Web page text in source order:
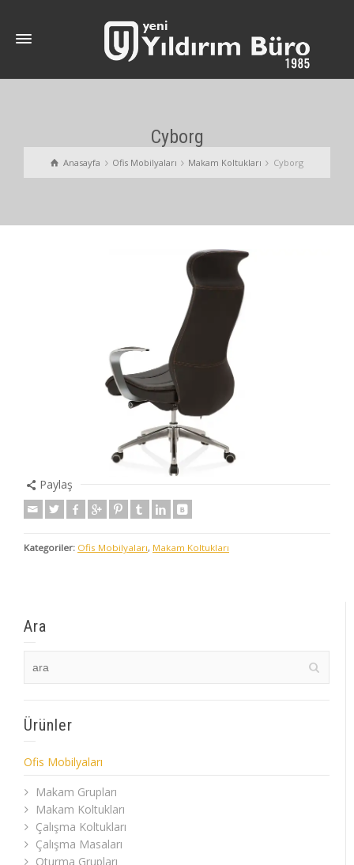
Cyborg
Anasayfa Ofis Mobilyaları Makam Koltukları Cyborg
Paylaş
Kategoriler: Ofis Mobilyaları, Makam Koltukları
Ara
Ürünler
Ofis Mobilyaları
Makam Grupları
Makam Koltukları
Çalışma Koltukları
Çalışma Masaları
Oturma Grupları